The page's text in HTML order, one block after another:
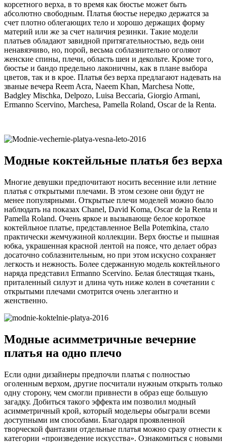
корсетного верха, в то время как бюстье может быть
абсолютно свободным. Платья бюстье нередко держатся за
счет плотно облегающих тело и хорошо держащих форму
материй или же за счет наличия резинки. Такие модели
платьев обладают завидной притягательностью, ведь они
ненавязчиво, но, порой, весьма соблазнительно оголяют
женские спины, плечи, область шеи и декольте. Кроме того,
бюстье и бандо предельно лаконичны, как в плане выбора
цветов, так и в крое. Платья без верха предлагают надевать на
званые вечера Reem Acra, Naeem Khan, Marchesa Notte,
Badgley Mischka, Delpozo, Luisa Beccaria, Giorgio Armani,
Ermanno Scervino, Marchesa, Pamella Roland, Oscar de la Renta.
Модные коктейльные платья без верха
Многие девушки предпочитают носить весенние или летние
платья с открытыми плечами. В этом сезоне они будут не
менее популярными. Открытые плечи моделей можно было
наблюдать на показах Chanel, David Koma, Oscar de la Renta и
Pamella Roland. Очень яркое и вызывающе белое короткое
коктейльное платье, представленное Bella Potemkina, стало
практически жемчужиной коллекции. Верх бюстье и пышная
юбка, украшенная красной лентой на поясе, что делает образ
досаточно соблазнительным, но при этом искусно сохраняет
легкость и нежность. Более сдержанную модель коктейльного
наряда представил Ermanno Scervino. Белая блестящая ткань,
приталенный силуэт и длина чуть ниже колен в сочетании с
открытыми плечами смотрится очень элегантно и
женственно.
Модные асимметричные вечерние
платья на одно плечо
Если одни дизайнеры предпочли платья с полностью
оголенным верхом, другие посчитали нужным открыть только
одну сторону, чем смогли привнести в образ еще большую
загадку. Добиться такого эффекта им позволил модный
асимметричный крой, который модельеры обыграли всеми
доступными им способами. Благодаря проявленной
творческой фантазии отдельные платья можно сразу отнести к
категории «произведение искусства». Ознакомиться с новыми